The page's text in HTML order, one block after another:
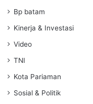
Bp batam
Kinerja & Investasi
Video
TNI
Kota Pariaman
Sosial & Politik